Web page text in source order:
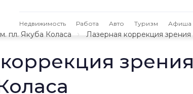
Недвижимость Работа Авто Туризм Афиша
пл. Якуба Коласа Лазерная коррекция зрения